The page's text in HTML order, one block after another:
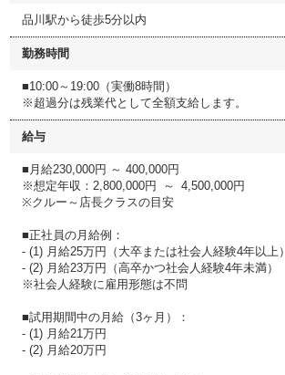
品川駅から徒歩5分以内
勤務時間
■10:00～19:00（実働8時間）
※超過分は残業代として全額支給します。
給与
■月給230,000円 ～ 400,000円
※想定年収：2,800,000円 ～ 4,500,000円
※クルー～店長クラスの目安
■正社員の月給例：
- (1) 月給25万円（大卒または社会人経験4年以上）
- (2) 月給23万円（高卒かつ社会人経験4年未満）
※社会人経験に雇用形態は不問
■試用期間中の月給（3ヶ月）：
- (1) 月給21万円
- (2) 月給20万円